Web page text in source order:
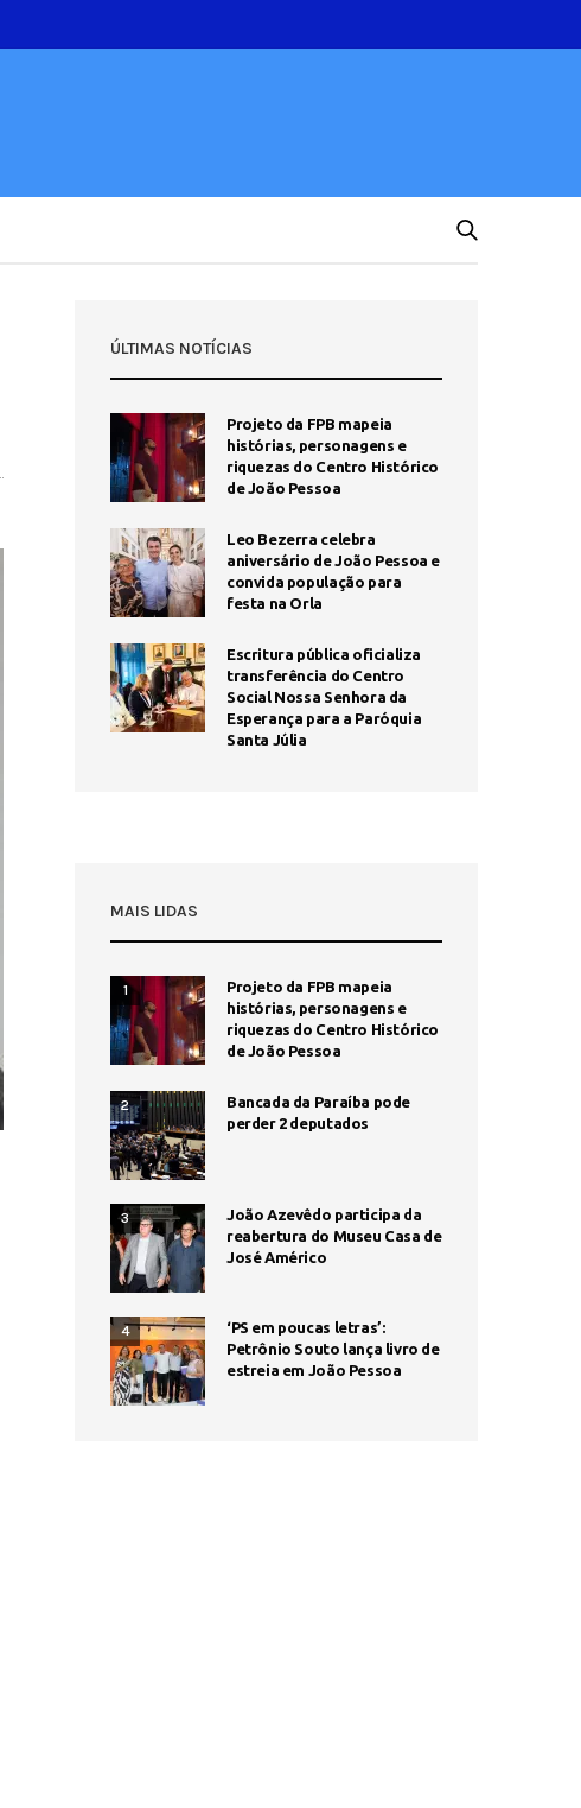
ÚLTIMAS NOTÍCIAS
Projeto da FPB mapeia
histórias, personagens e
riquezas do Centro Histórico
de João Pessoa
Leo Bezerra celebra
aniversário de João Pessoa e
convida população para
festa na Orla
Escritura pública oficializa
transferência do Centro
Social Nossa Senhora da
Esperança para a Paróquia
Santa Júlia
MAIS LIDAS
1
Projeto da FPB mapeia
histórias, personagens e
riquezas do Centro Histórico
de João Pessoa
2
Bancada da Paraíba pode
perder 2 deputados
3
João Azevêdo participa da
reabertura do Museu Casa de
José Américo
4
‘PS em poucas letras’:
Petrônio Souto lança livro de
estreia em João Pessoa